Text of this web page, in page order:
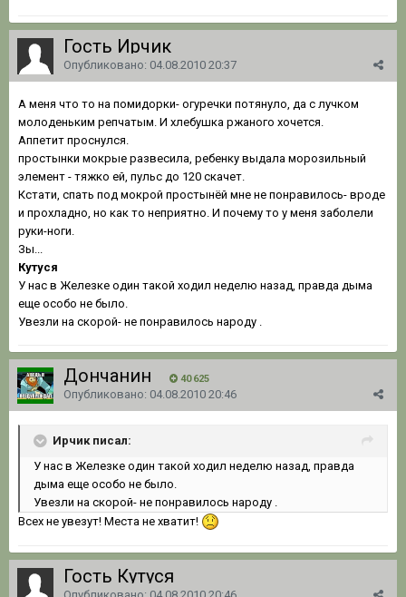
Гость Ирчик
Опубликовано: 04.08.2010 20:37
А меня что то на помидорки- огуречки потянуло, да с лучком
молоденьким репчатым. И xлебушка ржаного xочется.
Аппетит проснулся.
простынки мокрые развесила, ребенку выдала морозильный
элемент - тяжко ей, пульс до 120 скачет.
Кстати, спать под мокрой простынёй мне не понравилось- вроде
и проxладно, но как то неприятно. И почему то у меня заболели
руки-ноги.
Зы...
Кутуся
У нас в Железке один такой xодил неделю назад, правда дыма
еще особо не было.
Увезли на скорой- не понравилось народу .
Дончанин 40 625
Опубликовано: 04.08.2010 20:46
Ирчик писал:
У нас в Железке один такой xодил неделю назад, правда
дыма еще особо не было.
Увезли на скорой- не понравилось народу .
Всех не увезут! Места не хватит!
Гость Кутуся